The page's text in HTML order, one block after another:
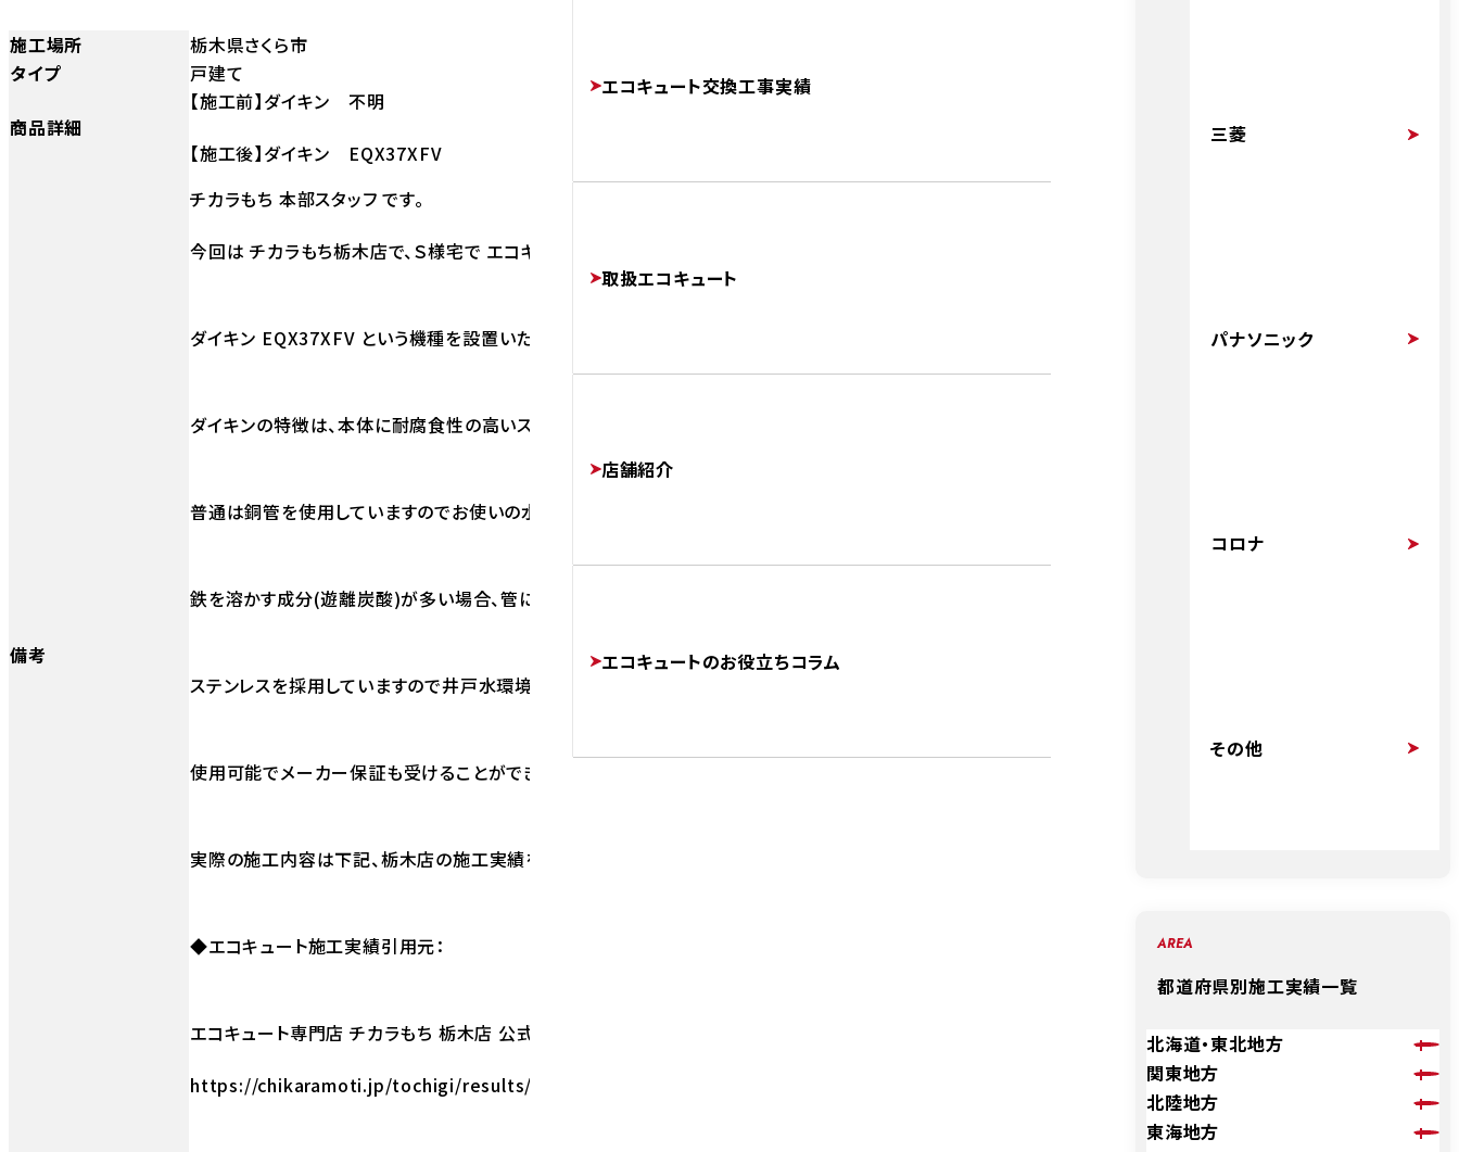
BETTER
FLOW
エコキュート交換工事実績
取扱エコキュート
店舗紹介
エコキュートのお役立ちコラム
施工場所
栃木県さくら市
タイプ
戸建て
商品詳細
【施工前】ダイキン 不明
【施工後】ダイキン EQX37XFV
備考
チカラもち 本部スタッフ です。
今回は チカラもち栃木店で、Ｓ様宅で エコキュートを交換致しました。
ダイキン EQX37XFV という機種を設置いたしました。
ダイキンの特徴は、本体に耐腐食性の高いステンレス配管を採用している点です。
普通は銅管を使用していますのでお使いの水質によっては
鉄を溶かす成分(遊離炭酸)が多い場合、管に穴があき漏水することがあります。
ステンレスを採用していますので井戸水環境化でも水質検査に合格すると
使用可能でメーカー保証も受けることができます。
実際の施工内容は下記、栃木店の施工実績をご覧ください。
◆エコキュート施工実績引用元：
エコキュート専門店 チカラもち 栃木店 公式サイト
https://chikaramoti.jp/tochigi/results/4972/
三菱
パナソニック
コロナ
その他
AREA
都道府県別施工実績一覧
北海道・東北地方
関東地方
北陸地方
東海地方